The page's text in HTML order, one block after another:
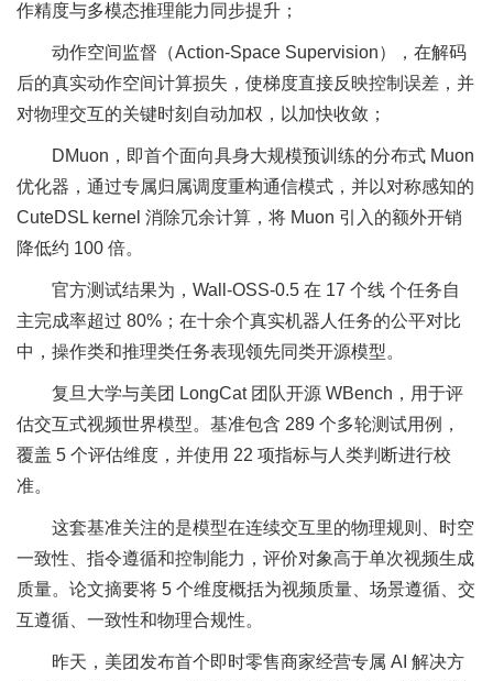
作精度与多模态推理能力同步提升；
动作空间监督（Action-Space Supervision），在解码
后的真实动作空间计算损失，使梯度直接反映控制误差，并
对物理交互的关键时刻自动加权，以加快收敛；
DMuon，即首个面向具身大规模预训练的分布式 Muon
优化器，通过专属归属调度重构通信模式，并以对称感知的
CuteDSL kernel 消除冗余计算，将 Muon 引入的额外开销
降低约 100 倍。
官方测试结果为，Wall-OSS-0.5 在 17 个线 个任务自
主完成率超过 80%；在十余个真实机器人任务的公平对比
中，操作类和推理类任务表现领先同类开源模型。
复旦大学与美团 LongCat 团队开源 WBench，用于评
估交互式视频世界模型。基准包含 289 个多轮测试用例，
覆盖 5 个评估维度，并使用 22 项指标与人类判断进行校
准。
这套基准关注的是模型在连续交互里的物理规则、时空
一致性、指令遵循和控制能力，评价对象高于单次视频生成
质量。论文摘要将 5 个维度概括为视频质量、场景遵循、交
互遵循、一致性和物理合规性。
昨天，美团发布首个即时零售商家经营专属 AI 解决方